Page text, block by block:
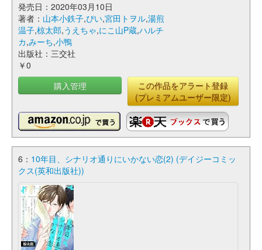
発売日：2020年03月10日
著者： 山本小鉄子,ぴい,宮田トヲル,湯煎
温子,椋太郎,うえちゃ,にこ山P蔵,ハルチ
カ,みーち,小鴨
出版社：三交社
￥0
購入管理
この作品をアラート登録
(プレミアムユーザー限定)
6： 10年目、シナリオ通りにいかない恋(2) (デイジーコミッ
クス(英和出版社))